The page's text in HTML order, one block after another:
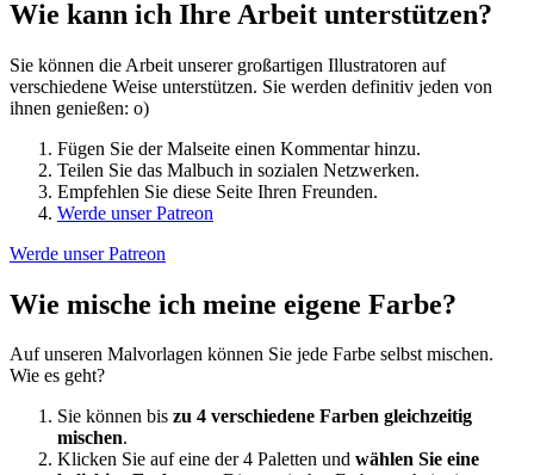
Wie kann ich Ihre Arbeit unterstützen?
Sie können die Arbeit unserer großartigen Illustratoren auf
verschiedene Weise unterstützen. Sie werden definitiv jeden von
ihnen genießen: o)
Fügen Sie der Malseite einen Kommentar hinzu.
Teilen Sie das Malbuch in sozialen Netzwerken.
Empfehlen Sie diese Seite Ihren Freunden.
Werde unser Patreon
Werde unser Patreon
Wie mische ich meine eigene Farbe?
Auf unseren Malvorlagen können Sie jede Farbe selbst mischen.
Wie es geht?
Sie können bis zu 4 verschiedene Farben gleichzeitig
mischen.
Klicken Sie auf eine der 4 Paletten und wählen Sie eine